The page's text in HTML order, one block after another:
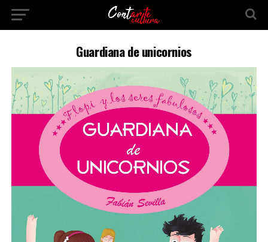
Guardiana de unicornios